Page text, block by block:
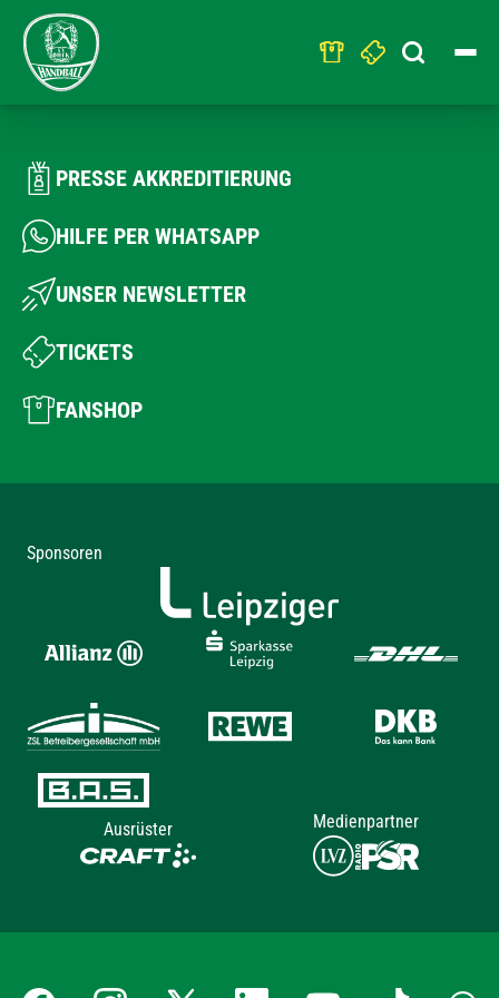
Search
for:
PRESSE AKKREDITIERUNG
HILFE PER WHATSAPP
UNSER NEWSLETTER
TICKETS
FANSHOP
Sponsoren
Ausrüster Medienpartner